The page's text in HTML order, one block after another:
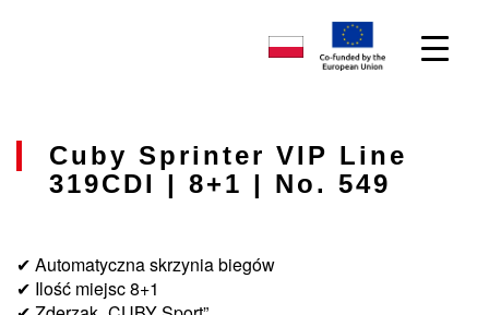
Cuby Sprinter VIP Line
319CDI | 8+1 | No. 549
✔ Automatyczna skrzynia biegów
✔ Ilość miejsc 8+1